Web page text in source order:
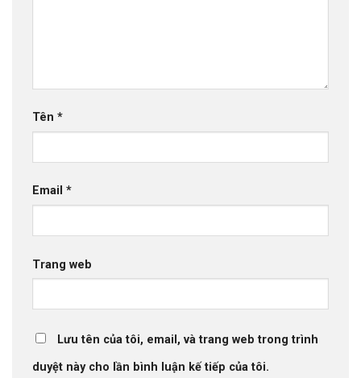
Tên *
Email *
Trang web
Lưu tên của tôi, email, và trang web trong trình
duyệt này cho lần bình luận kế tiếp của tôi.